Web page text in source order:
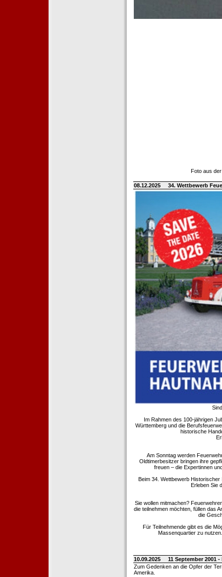
Foto aus
08.12.2025 34. Wettbewerb
Im Rahmen des 100-jährigen
Württemberg und die
historische
Am Sonntag werden
Oldtimerbesitzer bringen ihre
freuen – die Expertinnen
Beim 34. Wettbewerb
Erleben Sie
Sie wollen mitmachen?
die teilnehmen möchten, füllen das
die
Für Teilnehmende gibt es die
Massenquartier zu
10.09.2025
11 September 2001
Zum Gedenken an die Opfer der
Amerika.